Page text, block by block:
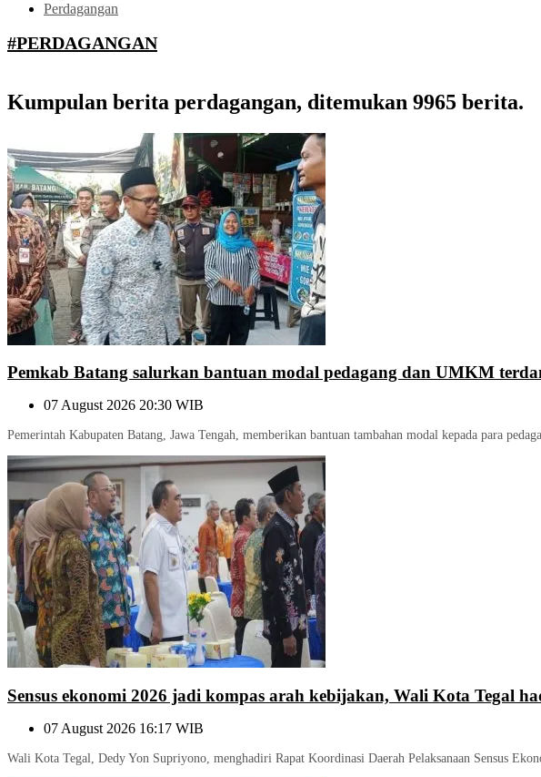
Perdagangan
#PERDAGANGAN
Kumpulan berita perdagangan, ditemukan 9965 berita.
Pemkab Batang salurkan bantuan modal pedagang dan UMKM
07 August 2026 20:30 WIB
Pemerintah Kabupaten Batang, Jawa Tengah, memberikan bantuan tambahan modal kepada para
Sensus ekonomi 2026 jadi kompas arah kebijakan, Wali Kota Tegal
07 August 2026 16:17 WIB
Wali Kota Tegal, Dedy Yon Supriyono, menghadiri Rapat Koordinasi Daerah Pelaksanaan Sensus